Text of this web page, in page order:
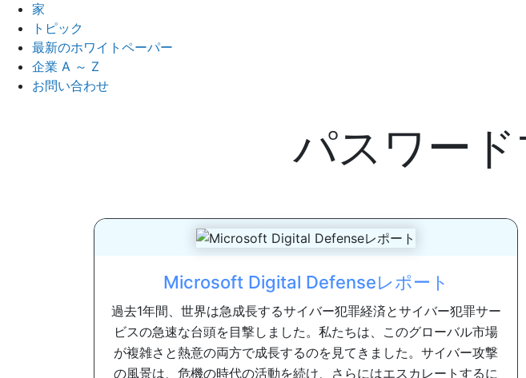
家
トピック
最新のホワイトペーパー
企業 A ～ Z
お問い合わせ
パスワー
Microsoft Digital Defenseレポート
過去1年間、世界は急成長するサイバー犯罪経済とサイバー犯罪サー
ビスの急速な台頭を目撃しました。私たちは、このグローバル市場
が複雑さと熱意の両方で成長するのを見てきました。サイバー攻撃
の風景は、危機の時代の活動を続け、さらにはエスカレートするに